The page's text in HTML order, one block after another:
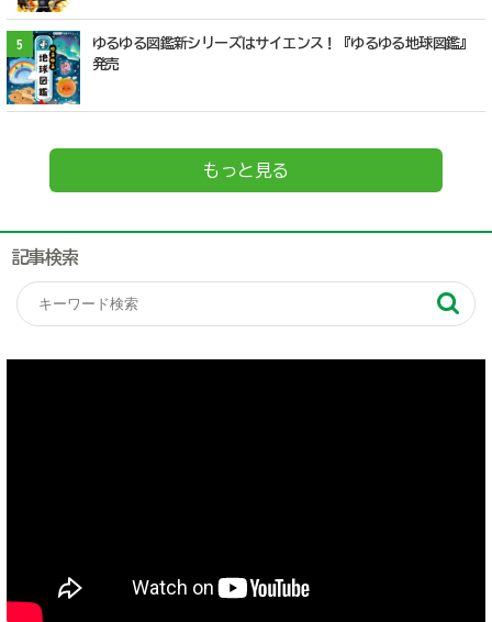
5
ゆるゆる図鑑新シリーズはサイエンス！『ゆるゆる地球図鑑』
発売
もっと見る
記事検索